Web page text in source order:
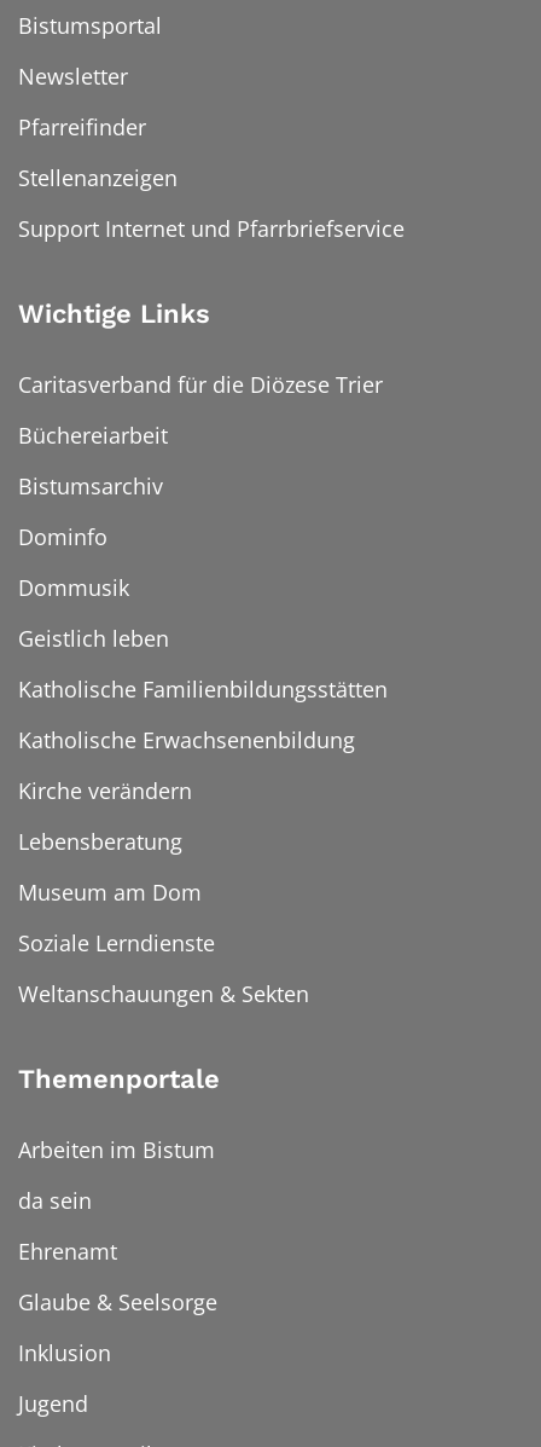
Bistumsportal
Newsletter
Pfarreifinder
Stellenanzeigen
Support Internet und Pfarrbriefservice
Wichtige Links
Caritasverband für die Diözese Trier
Büchereiarbeit
Bistumsarchiv
Dominfo
Dommusik
Geistlich leben
Katholische Familienbildungsstätten
Katholische Erwachsenenbildung
Kirche verändern
Lebensberatung
Museum am Dom
Soziale Lerndienste
Weltanschauungen & Sekten
Themenportale
Arbeiten im Bistum
da sein
Ehrenamt
Glaube & Seelsorge
Inklusion
Jugend